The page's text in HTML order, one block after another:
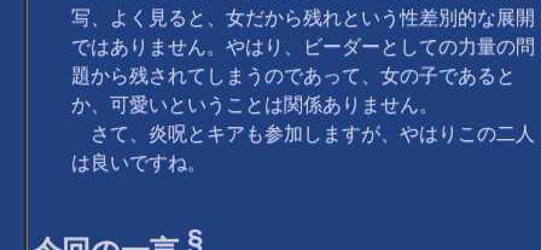
写、よく見ると、女だから残れという性差別的な展開
ではありません。やはり、ビーダーとしての力量の問
題から残されてしまうのであって、女の子であると
か、可愛いということは関係ありません。
さて、炎呪とキアも参加しますが、やはりこの二人
は良いですね。
§